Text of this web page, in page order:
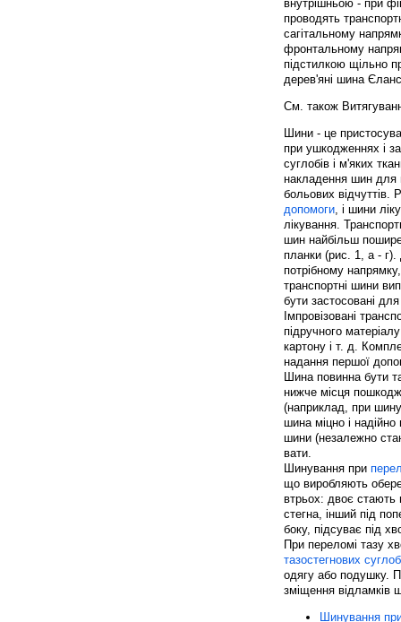
внутрішньою - при
проводять
сагітальному
фронтальному
підстилкою щільно
дерев'яні шина
См. також
Шини - це
при ушкодженнях і
суглобів і м'яких
накладення шин для
больових відчуттів.
допомоги, і шини
лікування.
шин найбільш
планки (рис. 1, а - г).
потрібному
транспортні шини
бути застосовані для
Імпровізовані
підручного
картону і т. д.
надання першої
Шина повинна бути
нижче місця
(наприклад, при
шина міцно і
шини (незалежно
вати.
Шинування при
що виробляють
втрьох: двоє стають
стегна, інший під
боку, підсуває під
При переломі тазу
тазостегнових
одягу або подушку.
зміщення відламків
Шинування при